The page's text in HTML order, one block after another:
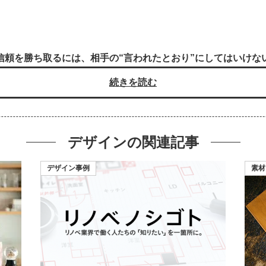
頼を勝ち取るには、相手の“言われたとおり”にしてはいけな
続きを読む
デザインの関連記事
デザイン事例 素材